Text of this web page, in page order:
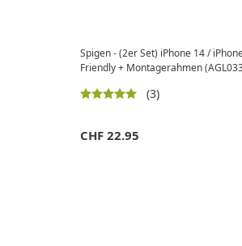
Spigen - (2er Set) iPhone 14 /
Friendly + Montagerahmen
(3)
CHF 22.95